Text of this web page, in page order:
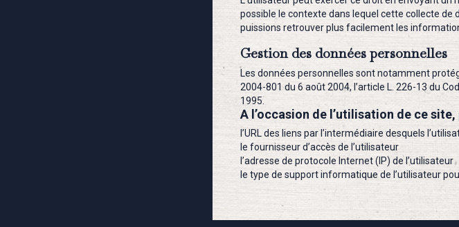
possible le contexte dans lequel cette collecte
puissions retrouver plus facilement les
Gestion des données personnelles
Les données personnelles sont notamment
2004-801 du 6 août 2004, l’article L. 226-13 du
1995.
A l’occasion de l’utilisation de ce
l’URL des liens par l’intermédiaire desquels
le fournisseur d’accès de l’utilisateur
l’adresse de protocole Internet (IP) de l’utilisateur
le type de support informatique de l’utilisateur